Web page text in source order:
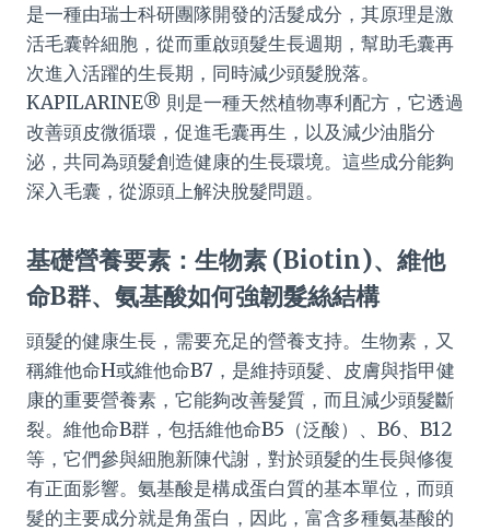
是一種由瑞士科研團隊開發的活髮成分，其原理是激
活毛囊幹細胞，從而重啟頭髮生長週期，幫助毛囊再
次進入活躍的生長期，同時減少頭髮脫落。
KAPILARINE® 則是一種天然植物專利配方，它透過
改善頭皮微循環，促進毛囊再生，以及減少油脂分
泌，共同為頭髮創造健康的生長環境。這些成分能夠
深入毛囊，從源頭上解決脫髮問題。
基礎營養要素：生物素 (Biotin)、維他
命B群、氨基酸如何強韌髮絲結構
頭髮的健康生長，需要充足的營養支持。生物素，又
稱維他命H或維他命B7，是維持頭髮、皮膚與指甲健
康的重要營養素，它能夠改善髮質，而且減少頭髮斷
裂。維他命B群，包括維他命B5（泛酸）、B6、B12
等，它們參與細胞新陳代謝，對於頭髮的生長與修復
有正面影響。氨基酸是構成蛋白質的基本單位，而頭
髮的主要成分就是角蛋白，因此，富含多種氨基酸的